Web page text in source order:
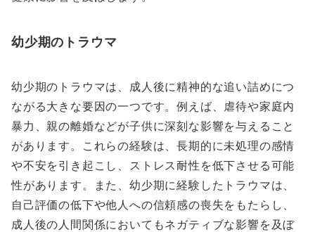
幼少期のトラウマ
幼少期のトラウマは、成人後に精神的な追い詰めにつ
ながる大きな要因の一つです。例えば、虐待や家庭内
暴力、親の離婚などが子供に深刻な影響を与えること
があります。これらの経験は、長期的に未処理の感情
や不安を引き起こし、ストレス耐性を低下させる可能
性があります。また、幼少期に経験したトラウマは、
自己評価の低下や他人への信頼感の喪失をもたらし、
成人後の人間関係においてもネガティブな影響を及ぼ